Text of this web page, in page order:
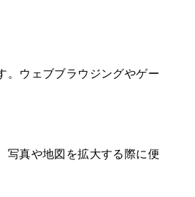
。ウェブブラウジングやゲー
写真や地図を拡大する際に便